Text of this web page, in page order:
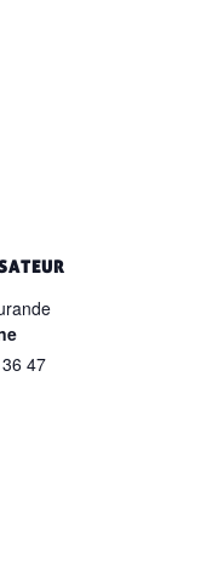
47